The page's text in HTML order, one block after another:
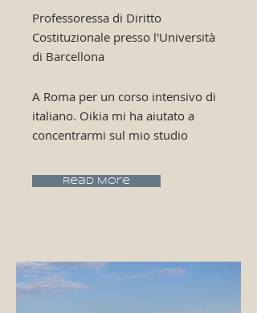
Professoressa di Diritto
Costituzionale presso l'Università
di Barcellona
A Roma per un corso intensivo di
italiano. Oikia mi ha aiutato a
concentrarmi sul mio studio
Read More